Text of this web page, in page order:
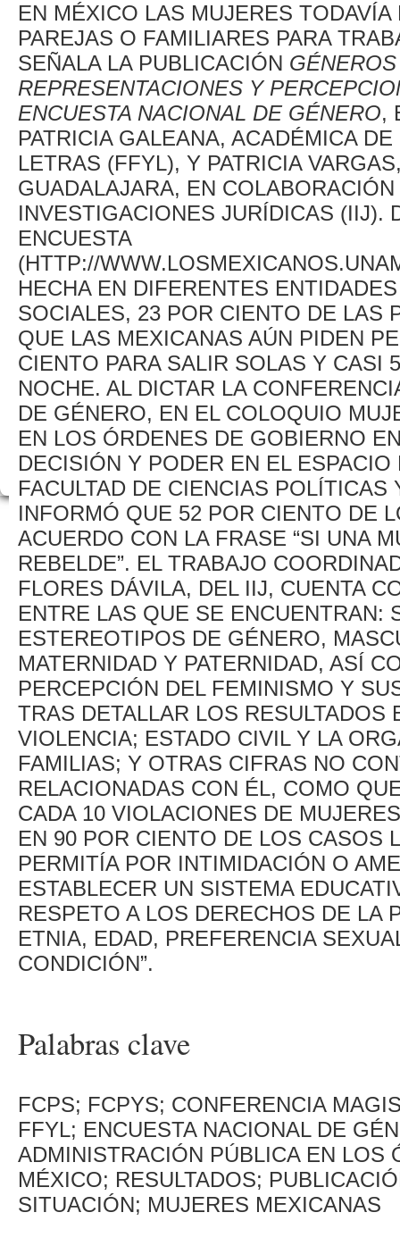
EN MÉXICO LAS MUJERES
PAREJAS O FAMILIARES PARA
SEÑALA LA PUBLICACIÓN GÉNEROS
REPRESENTACIONES Y
ENCUESTA NACIONAL DE GÉNERO,
PATRICIA GALEANA, ACADÉMICA
LETRAS (FFYL), Y PATRICIA
GUADALAJARA, EN
INVESTIGACIONES JURÍDICAS (IIJ).
ENCUESTA
(HTTP://
HECHA EN DIFERENTES
SOCIALES, 23 POR CIENTO DE LAS
QUE LAS MEXICA­NAS AÚN PIDEN
CIENTO PARA SALIR SOLAS Y CASI
NOCHE. AL DICTAR LA
DE GÉNERO, EN EL CO­LOQUIO
EN LOS ÓRDENES DE GOBIERNO
DECISIÓN Y PODER EN EL
FACULTAD DE CIENCIAS
INFORMÓ QUE 52 POR CIENTO DE
ACUERDO CON LA FRASE “SI UNA
REBELDE”. EL TRABAJO
FLORES DÁVILA, DEL IIJ, CUENTA
ENTRE LAS QUE SE ENCUENTRAN:
ESTEREOTIPOS DE GÉNERO,
MATERNIDAD Y PATERNIDAD, ASÍ
PERCEP­CIÓN DEL FEMINISMO Y
TRAS DETALLAR LOS
VIOLENCIA; ESTADO CIVIL Y LA
FAMILIAS; Y OTRAS CIFRAS NO
RELACIONADAS CON ÉL, COMO
CADA 10 VIOLACIONES DE
EN 90 POR CIENTO DE LOS CASOS
PERMITÍA POR INTI­MIDACIÓN O
ESTABLECER UN SISTEMA
RESPETO A LOS DERECHOS DE LA
ETNIA, EDAD, PREFERENCIA
CONDICIÓN”.
Palabras clave
FCPS; FCPYS; CONFERENCIA
FFYL; ENCUESTA NACIONAL DE
ADMINISTRACIÓN PÚBLICA EN LOS
MÉXICO; RESULTADOS;
SITUACIÓN; MUJERES MEXICANAS